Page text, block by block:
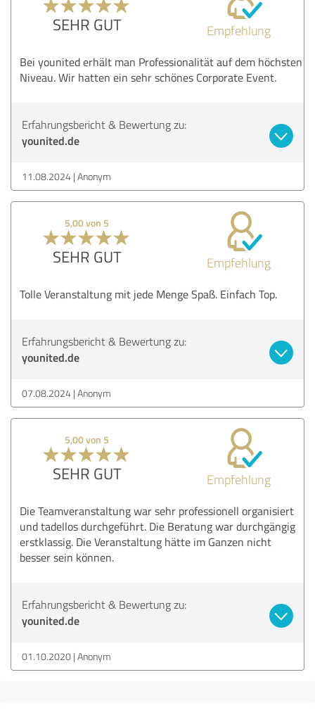
SEHR GUT Empfehlung
Bei younited erhält man Professionalität auf dem höchsten
Niveau. Wir hatten ein sehr schönes Corporate Event.
Erfahrungsbericht & Bewertung zu:
younited.de
11.08.2024 Anonym
5,00 von 5
SEHR GUT Empfehlung
Tolle Veranstaltung mit jede Menge Spaß. Einfach Top.
Erfahrungsbericht & Bewertung zu:
younited.de
07.08.2024 Anonym
5,00 von 5
SEHR GUT Empfehlung
Die Teamveranstaltung war sehr professionell organisiert
und tadellos durchgeführt. Die Beratung war durchgängig
erstklassig. Die Veranstaltung hätte im Ganzen nicht
besser sein können.
Erfahrungsbericht & Bewertung zu:
younited.de
01.10.2020 Anonym